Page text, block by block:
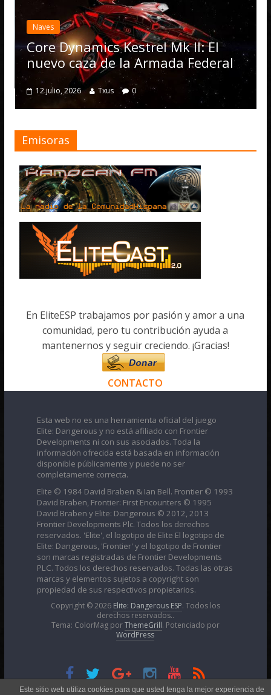
Kestrel Mk II: El
de la Armada Federal
Txus 0
Elite
Operations,
numerosas
4 julio, 2026
Emisoras
En EliteESP trabajamos por pasión y amor a una
comunidad, pero tu contribución ayuda a
mantenernos y seguir creciendo. ¡Gracias!
CONTACTO
Esta web no es una herramienta oficial del juego
Elite: Dangerous y no está afiliado con Frontier
Developments ni con sus asociados. Toda la
información ofrecida está basada en información
disponible públicamente y puede no ser
completamente correcta.
Elite © 1984 David Braben & Ian Bell. Frontier © 1993
David Braben, Frontier: First Encounters © 1995
David Braben y Elite: Dangerous © 2012, 2013
Frontier Developments Plc. Todos los derechos
reservados. 'Elite', el logotipo de Elite El logotipo de
Elite: Dangerous, 'Frontier' y el logotipo de Frontier
son marcas registradas de Frontier Developments
PLC. Todos los derechos reservados. Todas las otras
marcas y elementos sujetos a copyright son
propiedad de sus respectivos propietarios.
Copyright © 2026 Elite: Dangerous ESP . Todos los
derechos reservados..
Tema: ColorMag porThemeGrill . Potenciado por
WordPress
Esta obra está bajo unaLicencia Creative Commons
Este sitio web utiliza cookies para que usted tenga la mejor experiencia de